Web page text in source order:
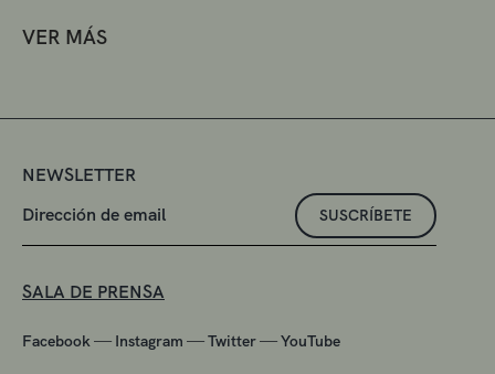
VER MÁS
NEWSLETTER
SUSCRÍBETE
SALA DE PRENSA
Facebook — Instagram —Twitter—YouTube